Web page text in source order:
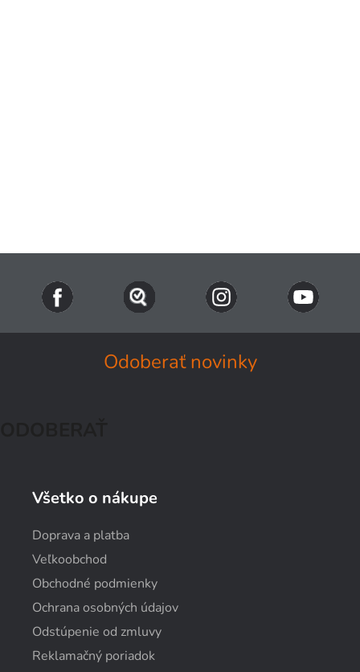
Odoberať novinky
Všetko o nákupe
Doprava a platba
Veľkoobchod
Obchodné podmienky
Ochrana osobných údajov
Odstúpenie od zmluvy
Reklamačný poriadok